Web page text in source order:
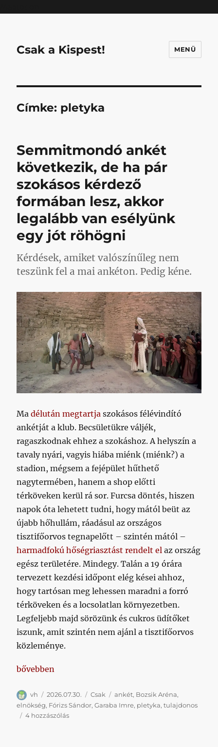
Csak a Kispest! MENÜ
Címke: pletyka
Semmitmondó ankét
következik, de ha pár
szokásos kérdező
formában lesz, akkor
legalább van esélyünk
egy jót röhögni
Kérdések, amiket valószínűleg nem
teszünk fel a mai ankéton. Pedig kéne.
Madélután megtartja szokásos félévindító
ankétját a klub. Becsületükre váljék,
ragaszkodnak ehhez a szokáshoz. A helyszín a
tavaly nyári, vagyis hiába miénk (miénk?) a
stadion, mégsem a fejépület hűthető
nagytermében, hanem a shop előtti
térköveken kerül rá sor. Furcsa döntés, hiszen
napok óta lehetett tudni, hogy mától beüt az
újabb hőhullám, ráadásul az országos
tisztifőorvos tegnapelőtt – szintén mától –
harmadfokú hőségriasztást rendelt el az ország
egész területére. Mindegy. Talán a 19 órára
tervezett kezdési időpont elég kései ahhoz,
hogy tartósan meg lehessen maradni a forró
térköveken és a locsolatlan környezetben.
Legfeljebb majd sörözünk és cukros üdítőket
iszunk, amit szintén nem ajánl a tisztifőorvos
közleménye.
„Semmitmondó ankét következik, de ha pár
bővebben
Szerző
vh Közzétéve
2026.07.30. Kategória
Csak Címke
ankét, Bozsik Aréna,
elnökség, Fórizs Sándor,Garaba Imre, pletyka,tulajdonos
4 hozzászólásSemmitmondó